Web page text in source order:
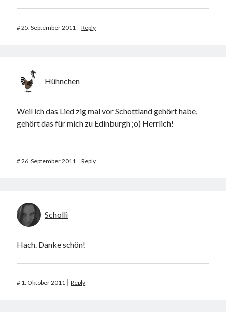
#25. September 2011 Reply
Hühnchen
Weil ich das Lied zig mal vor Schottland gehört habe,
gehört das für mich zu Edinburgh ;o) Herrlich!
#26. September 2011 Reply
Scholli
Hach. Danke schön!
# 1. Oktober 2011 Reply